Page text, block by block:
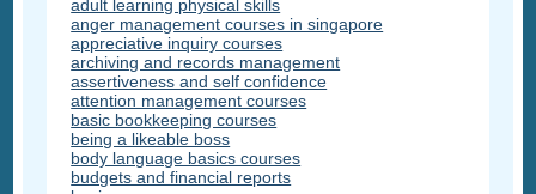
adult learning physical skills
anger management courses in singapore
appreciative inquiry courses
archiving and records management
assertiveness and self confidence
attention management courses
basic bookkeeping courses
being a likeable boss
body language basics courses
budgets and financial reports